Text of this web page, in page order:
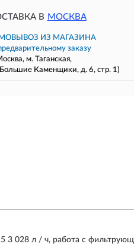
В МОСКВА
ИЗ МАГАЗИНА
заказу
м. Таганская,
Каменщики, д. 6, стр. 1)
3 028 л / ч, работа с